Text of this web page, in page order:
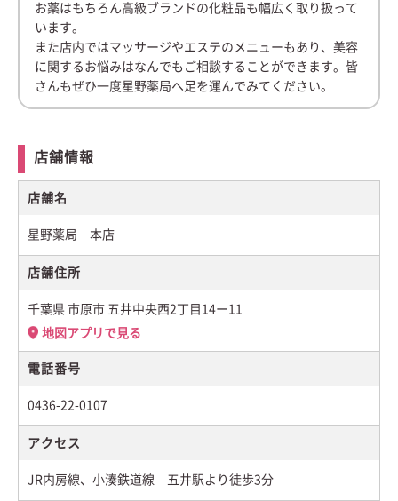
お薬はもちろん高級ブランドの化粧品も幅広く取り扱って
います。
また店内ではマッサージやエステのメニューもあり、美容
に関するお悩みはなんでもご相談することができます。皆
さんもぜひ一度星野薬局へ足を運んでみてください。
店舗情報
店舗名
星野薬局 本店
店舗住所
千葉県 市原市 五井中央西2丁目14ー11
地図アプリで見る
電話番号
0436-22-0107
アクセス
JR内房線、小湊鉄道線 五井駅より徒歩3分